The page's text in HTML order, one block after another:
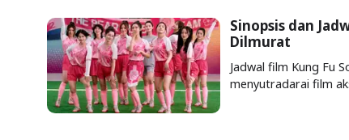
Sinopsis dan
Dilmurat
Jadwal film Kung Fu
menyutradarai film